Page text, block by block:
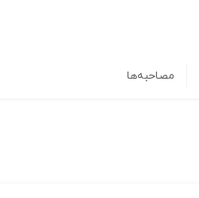
مصاحبه‌ها